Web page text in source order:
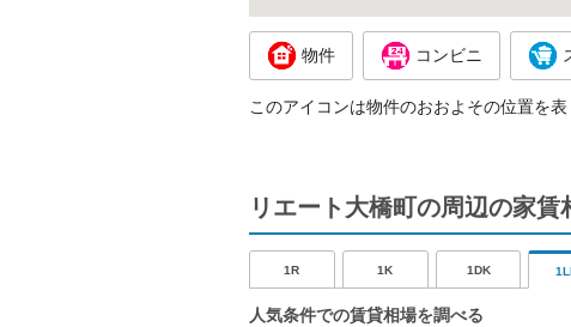
物件 コンビニ
このアイコンは物件のおおよその位置を
リエート大橋町の周辺の家賃
1R 1K 1DK
人気条件での賃貸相場を調べる